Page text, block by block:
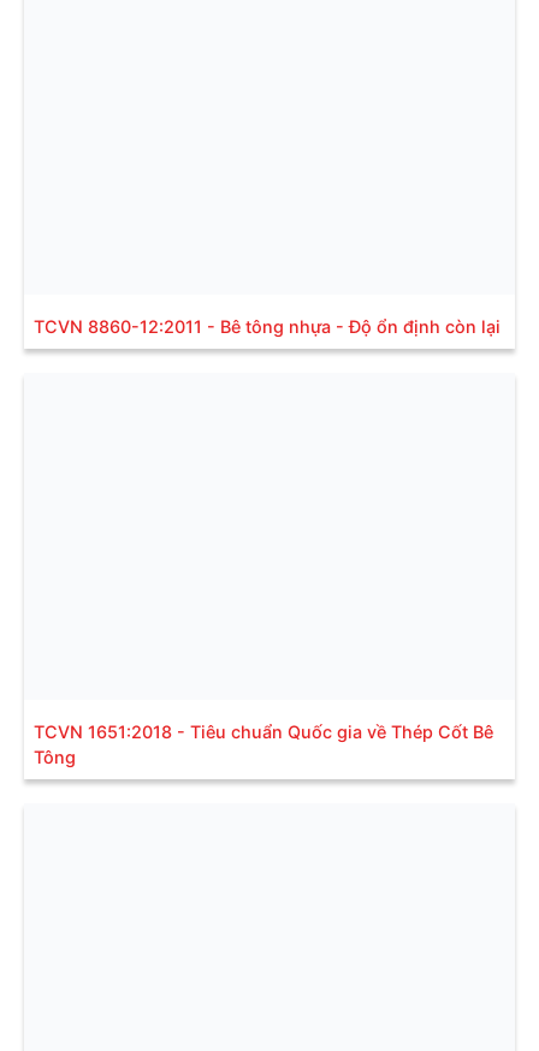
TCVN 8860-12:2011 - Bê tông nhựa - Độ ổn định còn lại
TCVN 1651:2018 - Tiêu chuẩn Quốc gia về Thép Cốt Bê
Tông